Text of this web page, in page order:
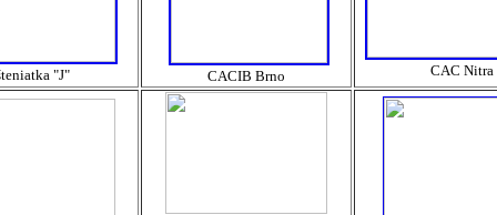
"J" CACIB Brno CAC Nitra